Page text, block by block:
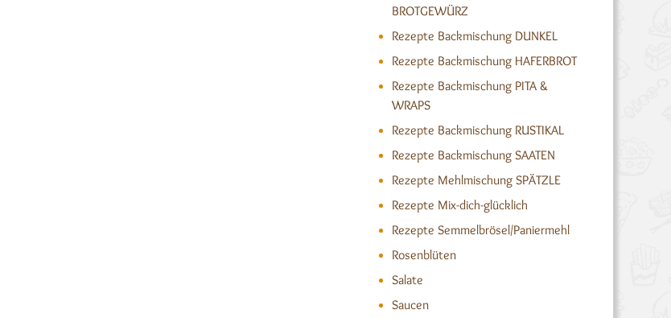
BROTGEWÜRZ
Rezepte Backmischung DUNKEL
Rezepte Backmischung HAFERBROT
Rezepte Backmischung PITA &
WRAPS
Rezepte Backmischung RUSTIKAL
Rezepte Backmischung SAATEN
Rezepte Mehlmischung SPÄTZLE
Rezepte Mix-dich-glücklich
Rezepte Semmelbrösel/Paniermehl
Rosenblüten
Salate
Saucen